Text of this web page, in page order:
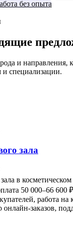
без опыта
и направления,
специализации.
зала
в
50 000–66 600
работа на
онлайн‑заказов,